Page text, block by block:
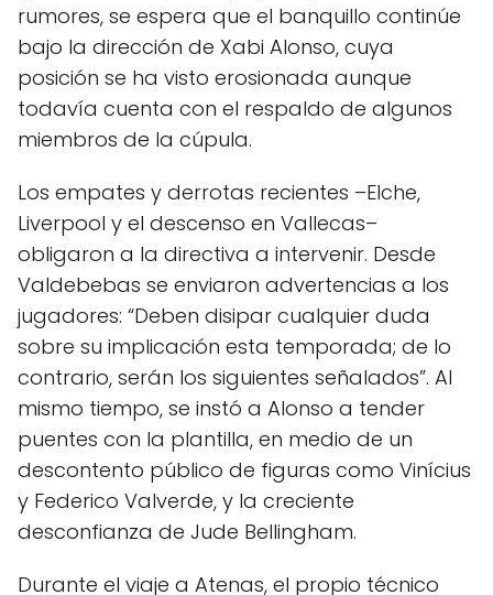
rumores, se espera que el banquillo continúe
bajo la dirección de Xabi Alonso, cuya
posición se ha visto erosionada aunque
todavía cuenta con el respaldo de algunos
miembros de la cúpula.
Los empates y derrotas recientes –Elche,
Liverpool y el descenso en Vallecas–
obligaron a la directiva a intervenir. Desde
Valdebebas se enviaron advertencias a los
jugadores: “Deben disipar cualquier duda
sobre su implicación esta temporada; de lo
contrario, serán los siguientes señalados”. Al
mismo tiempo, se instó a Alonso a tender
puentes con la plantilla, en medio de un
descontento público de figuras como Vinícius
y Federico Valverde, y la creciente
desconfianza de Jude Bellingham.
Durante el viaje a Atenas, el propio técnico